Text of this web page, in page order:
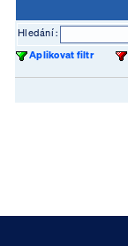
Hledání :
Aplikovat filtr